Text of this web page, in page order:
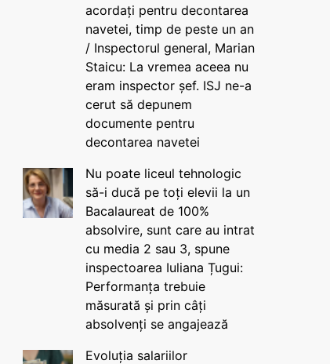
acordați pentru decontarea
navetei, timp de peste un an
/ Inspectorul general, Marian
Staicu: La vremea aceea nu
eram inspector șef. ISJ ne-a
cerut să depunem
documente pentru
decontarea navetei
Nu poate liceul tehnologic
să-i ducă pe toți elevii la un
Bacalaureat de 100%
absolvire, sunt care au intrat
cu media 2 sau 3, spune
inspectoarea Iuliana Țugui:
Performanța trebuie
măsurată și prin câți
absolvenți se angajează
Evoluția salariilor